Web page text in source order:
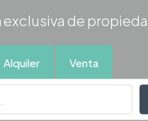
de
Alquiler Venta